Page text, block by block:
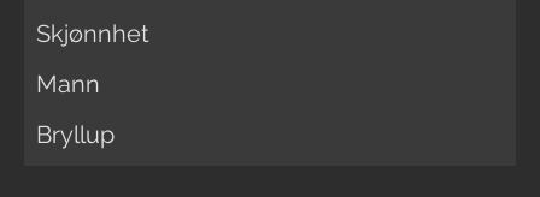
Skjønnhet
Mann
Bryllup